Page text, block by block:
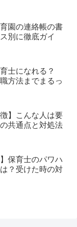
園の連絡帳の書
別に徹底ガイ
士になれる？
方法までまるっ
】こんな人は要
共通点と対処法
保育士のパワハ
？受けた時の対